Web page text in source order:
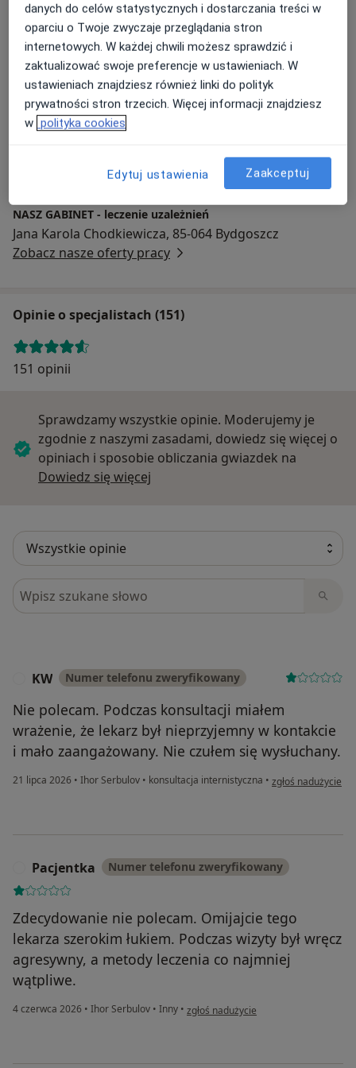
depresja czy lęki.
Wierzymy, że tylko kompleksowe podejście daje realną
szansę na trwałą trzeźwość i odbudowę jakości życia.
Adresy (12)
Adres 1 Adres 2 Adres 3 Adres 4
NASZ GABINET - leczenie uzależnień
Jana Karola Chodkiewicza, 85-064 Bydgoszcz
Zobacz nasze oferty pracy
Opinie o specjalistach (151)
151 opinii
Sprawdzamy wszystkie opinie. Moderujemy je
zgodnie z naszymi zasadami, dowiedz się więcej o
opiniach i sposobie obliczania gwiazdek na
Dowiedz się więcej
Szukaj w opiniach
KW Numer telefonu zweryfikowany
Nie polecam. Podczas konsultacji miałem
wrażenie, że lekarz był nieprzyjemny w kontakcie
i mało zaangażowany. Nie czułem się wysłuchany.
21 lipca 2026 • Ihor Serbulov • konsultacja internistyczna • w opinii
zgłoś nadużycie
Pacjentka Numer telefonu zweryfikowany
Zdecydowanie nie polecam. Omijajcie tego
lekarza szerokim łukiem. Podczas wizyty był wręcz
agresywny, a metody leczenia co najmniej
wątpliwe.
4 czerwca 2026 • Ihor Serbulov • Inny • w opinii użytkownika Pacjentka
zgłoś nadużycie
danych do celów statystycznych i dostarczania treści w
oparciu o Twoje zwyczaje przeglądania stron
internetowych. W każdej chwili możesz sprawdzić i
zaktualizować swoje preferencje w ustawieniach. W
ustawieniach znajdziesz również linki do polityk
prywatności stron trzecich. Więcej informacji znajdziesz
w polityka cookies
Edytuj ustawienia Zaakceptuj